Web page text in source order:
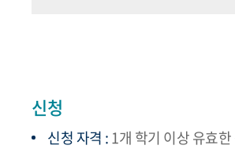
신청
신청 자격 :1개 학기 이상 유효